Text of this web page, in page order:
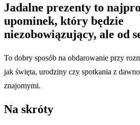
Jadalne prezenty to
upominek, który będzie
niezobowiązujący, ale od
To dobry sposób na obdarowanie przy
jak święta, urodziny czy spotkania z
znajomymi.
Na skróty